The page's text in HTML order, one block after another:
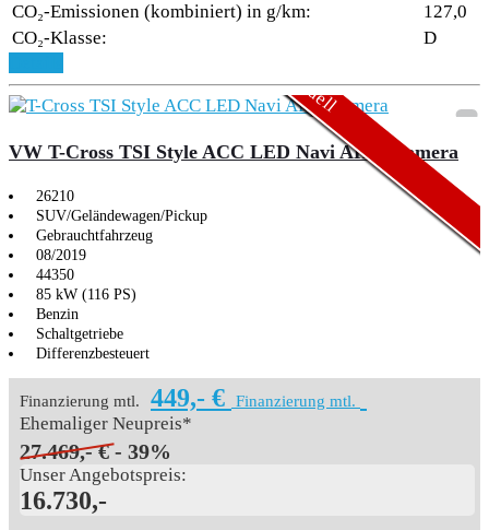
CO₂-Emissionen (kombiniert) in g/km:
127,0
CO₂-Klasse:
D
Aktionsmodell
VW T-Cross TSI Style ACC LED Navi AHK Kamera
26210
SUV/Geländewagen/Pickup
Gebrauchtfahrzeug
08/2019
44350
85 kW (116 PS)
Benzin
Schaltgetriebe
Differenzbesteuert
Finanzierung mtl. 449,- € Finanzierung mtl.
Ehemaliger Neupreis*
27.469,- € - 39%
Unser Angebotspreis:
16.730,-
Aktionsmodell